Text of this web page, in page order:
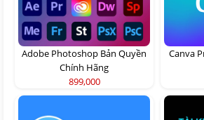
Adobe Photoshop Bản Quyền
Chính Hãng
899,000
Canva